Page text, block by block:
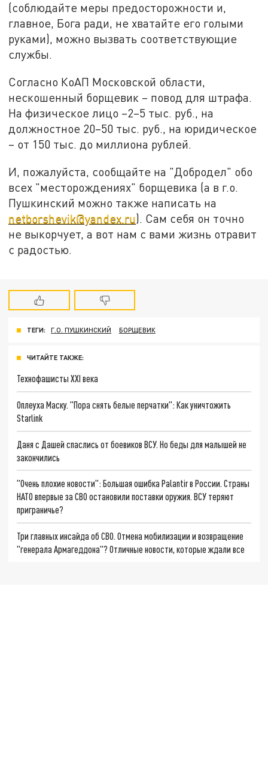
(соблюдайте меры предосторожности и,
главное, Бога ради, не хватайте его голыми
руками), можно вызвать соответствующие
службы.
Согласно КоАП Московской области,
нескошенный борщевик – повод для штрафа.
На физическое лицо –2–5 тыс. руб., на
должностное 20–50 тыс. руб., на юридическое
– от 150 тыс. до миллиона рублей.
И, пожалуйста, сообщайте на "Добродел" обо
всех "месторождениях" борщевика (а в г.о.
Пушкинский можно также написать на
netborshevik@yandex.ru). Сам себя он точно
не выкорчует, а вот нам с вами жизнь отравит
с радостью.
ТЕГИ: Г.О. ПУШКИНСКИЙ БОРЩЕВИК
ЧИТАЙТЕ ТАКЖЕ:
Технофашисты XXI века
Оплеуха Маску. "Пора снять белые перчатки": Как уничтожить
Starlink
Даня с Дашей спаслись от боевиков ВСУ. Но беды для малышей не
закончились
"Очень плохие новости": Большая ошибка Palantir в России. Страны
НАТО впервые за СВО остановили поставки оружия. ВСУ теряют
приграничье?
Три главных инсайда об СВО. Отмена мобилизации и возвращение
"генерала Армагеддона"? Отличные новости, которые ждали все